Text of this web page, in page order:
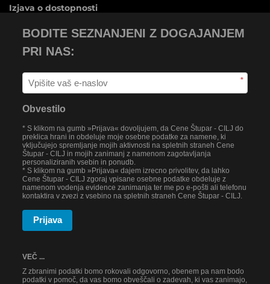
Izjava o dostopnosti
BODITE SEZNANJENI Z DOGAJANJEM
PRI NAS:
*
Obvestilo
* S klikom na gumb »Prijava« dovoljujem, da Cene Štupar - CILJ do
preklica hrani in obdeluje moje osebne podatke za namene, ki
vključujejo spremljanje mojih aktivnosti na spletnih straneh Cene
Štupar - CILJ in mojih zanimanj z namenom zagotavljanja
personaliziranih vsebin in ponudb.
* S klikom na gumb »Prijava« dajem izrecno privolitev, da lahko
Cene Štupar - CILJ zgoraj vpisane osebne podatke obdeluje z
namenom vodenja evidence zanimanja ter me po e-pošti ali telefonu
kontaktira v zvezi z vsebino na spletnih straneh Cene Štupar - CILJ.
Prijava
VEČ ...
Z zbranimi podatki bomo rokovali odgovorno, obenem pa nam bodo
podatki v pomoč, da vas bomo obveščali o zadevah, ki vas zanimajo,